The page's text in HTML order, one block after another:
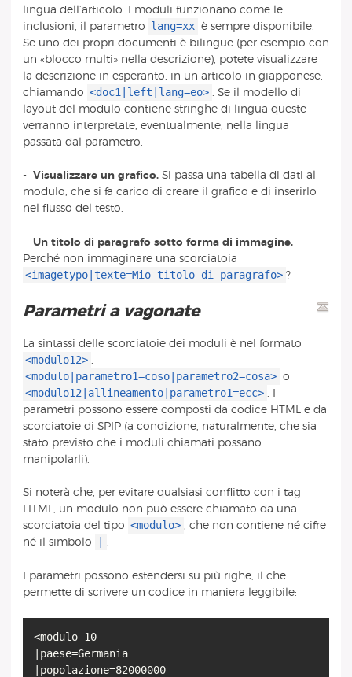
lingua dell’articolo. I moduli funzionano come le
inclusioni, il parametro lang=xx è sempre disponibile.
Se uno dei propri documenti è bilingue (per esempio con
un «blocco multi» nella descrizione), potete visualizzare
la descrizione in esperanto, in un articolo in giapponese,
chiamando <doc1|left|lang=eo>
. Se il modello di
layout del modulo contiene stringhe di lingua queste
verranno interpretate, eventualmente, nella lingua
passata dal parametro.
- Visualizzare un grafico.Si passa una tabella di dati al
modulo, che si fa carico di creare il grafico e di inserirlo
nel flusso del testo.
- Un titolo di paragrafo sotto forma di immagine.
Perché non immaginare una scorciatoia
<imagetypo|texte=Mio titolo di paragrafo> ?
Parametri a vagonate
La sintassi delle scorciatoie dei moduli è nel formato
<modulo12>
<modulo|parametro1=coso|parametro2=cosa> o
<modulo12|allineamento|parametro1=ecc>
parametri possono essere composti da codice HTML e da
scorciatoie di SPIP (a condizione, naturalmente, che sia
stato previsto che i moduli chiamati possano
manipolarli).
Si noterà che, per evitare qualsiasi conflitto con i tag
HTML, un modulo non può essere chiamato da una
scorciatoia del tipo <modulo> , che non contiene né cifre
né il simbolo
.
I parametri possono estendersi su più righe, il che
permette di scrivere un codice in maniera leggibile:
<modulo 10
|paese=Germania
|popolazione=82000000